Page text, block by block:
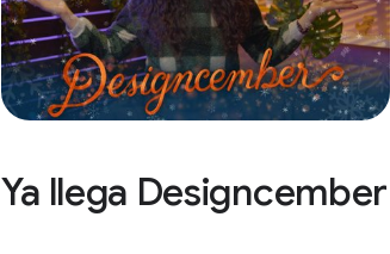
Ya llega Designcember